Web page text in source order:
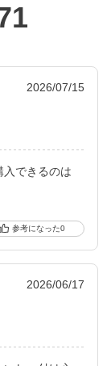
2026/07/15
入できるのは
0
2026/06/17